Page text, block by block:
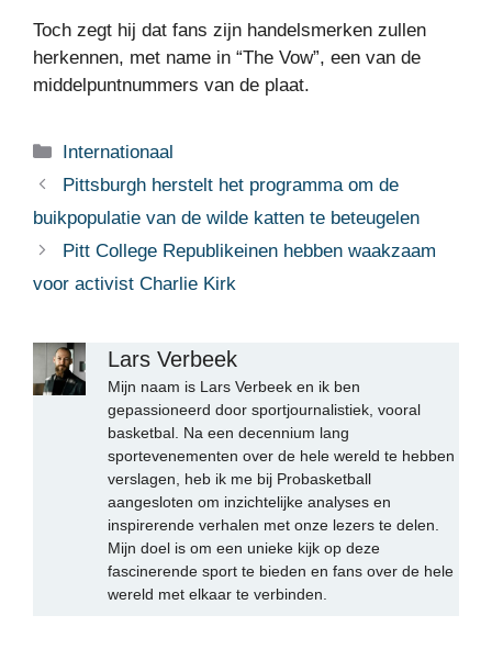
Toch zegt hij dat fans zijn handelsmerken zullen
herkennen, met name in “The Vow”, een van de
middelpuntnummers van de plaat.
Categorieën
Internationaal
Pittsburgh herstelt het programma om de
buikpopulatie van de wilde katten te beteugelen
Pitt College Republikeinen hebben waakzaam
voor activist Charlie Kirk
Lars Verbeek
Mijn naam is Lars Verbeek en ik ben
gepassioneerd door sportjournalistiek, vooral
basketbal. Na een decennium lang
sportevenementen over de hele wereld te hebben
verslagen, heb ik me bij Probasketball
aangesloten om inzichtelijke analyses en
inspirerende verhalen met onze lezers te delen.
Mijn doel is om een unieke kijk op deze
fascinerende sport te bieden en fans over de hele
wereld met elkaar te verbinden.